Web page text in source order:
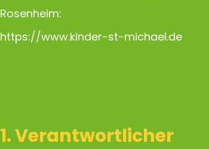
Rosenheim:
https://www.kinder-st-michael.de
1. Verantwortlicher